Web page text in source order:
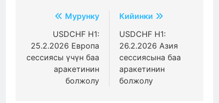
Жазуулар
боюнча
багыттоо
Мурунку
USDCHF H1:
25.2.2026 Европа
сессиясы үчүн баа
аракетинин
болжолу
Кийинки
USDCHF H1:
26.2.2026 Азия
сессиясына баа
аракетинин
болжолу